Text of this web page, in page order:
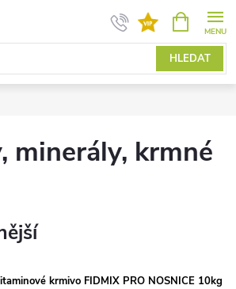
HLEDAT
NÁKUPNÍ
KOŠÍK
minerály, krmné
krmivo FIDMIX PRO NOSNICE 10kg